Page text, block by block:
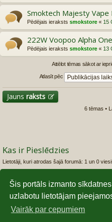
Šis portāls izmanto
uzlabotu lietotājam
Vairāk par cepumiem
Smoktech Majesty Vape
Pēdējais ieraksts smokstore « 15
222W Voopoo Alpha
Pēdējais ieraksts smokstore « 13
Attēlot tēmas sākot ar
Atlasīt pēc
Jauns raksts
6 tēmas •
Kas ir Pieslēdzies
Lietotāji, kuri atrodas šajā forumā: 1 un 0
Foruma tiesības
nevarat
izveidot jaunas tēmas šajā forumā
Jūsnevaratatbildēt uz tēmām šajā forumā
Jūs nevarat
rediģēt savas ziņas šajā forumā
Jūsnevaratdzēst savas ziņas šaja forumā